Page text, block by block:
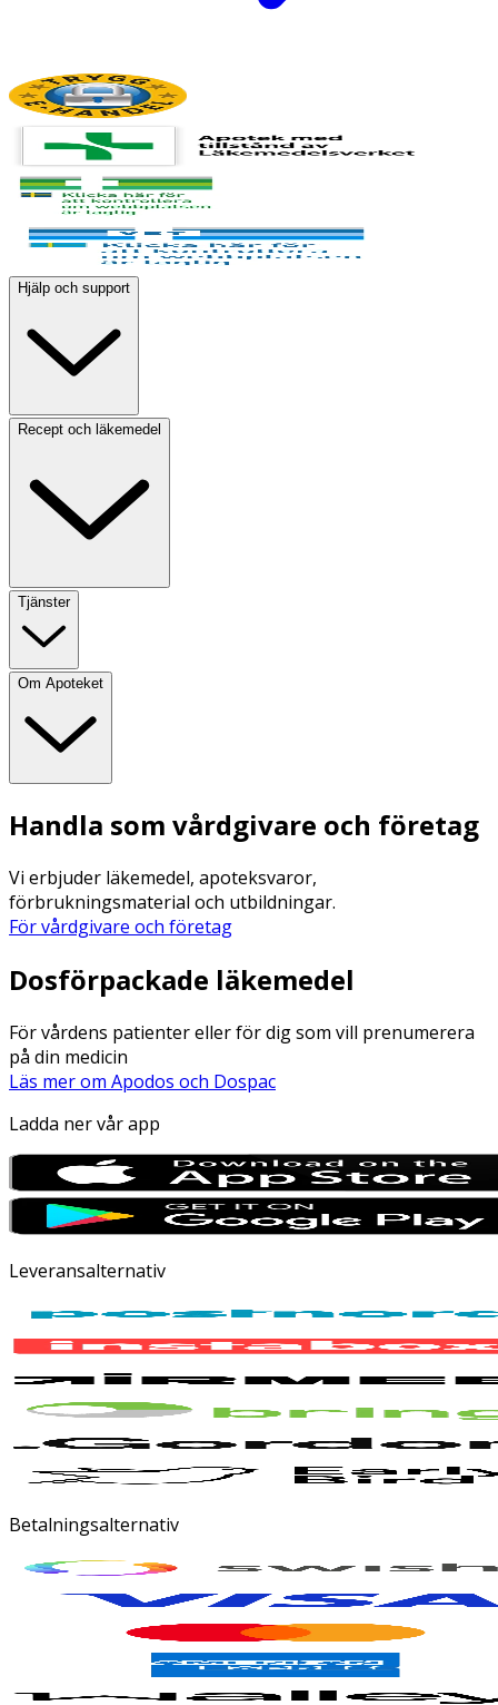
Hjälp och support
Recept och läkemedel
Tjänster
Om Apoteket
Handla som vårdgivare och företag
Vi erbjuder läkemedel, apoteksvaror,
förbrukningsmaterial och utbildningar.
För vårdgivare och företag
Dosförpackade läkemedel
För vårdens patienter eller för dig som vill prenumerera
på din medicin
Läs mer om Apodos och Dospac
Ladda ner vår app
Leveransalternativ
Betalningsalternativ